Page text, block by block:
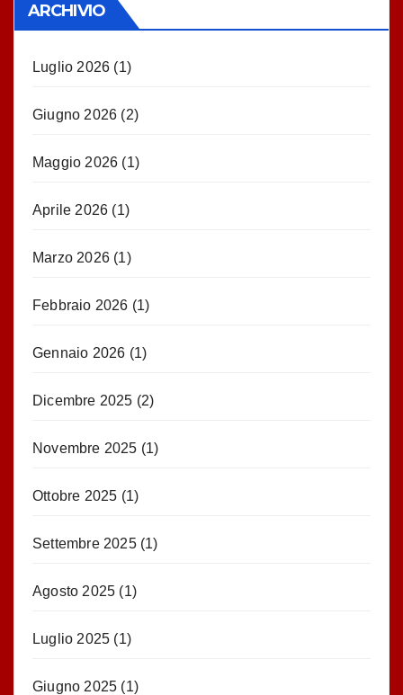
ARCHIVIO
Luglio 2026 (1)
Giugno 2026 (2)
Maggio 2026 (1)
Aprile 2026 (1)
Marzo 2026 (1)
Febbraio 2026 (1)
Gennaio 2026 (1)
Dicembre 2025 (2)
Novembre 2025 (1)
Ottobre 2025 (1)
Settembre 2025(1)
Agosto 2025 (1)
Luglio 2025 (1)
Giugno 2025 (1)